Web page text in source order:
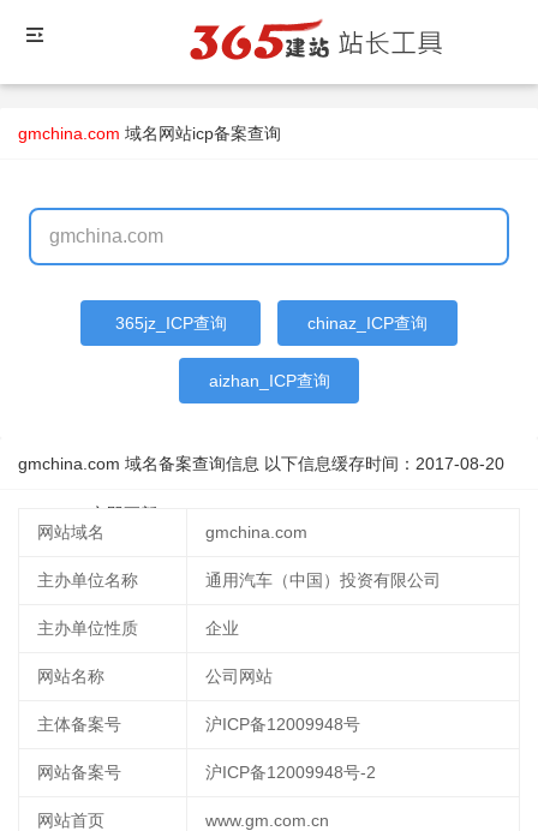
gmchina.com 域名网站icp备案查询
365jz_ICP查询 chinaz_ICP查询
aizhan_ICP查询
gmchina.com 域名备案查询信息 以下信息缓存时间： 2017-08-20
立即更新
网站域名
gmchina.com
主办单位名称 通用汽车（中国）投资有限公司
主办单位性质 企业
网站名称 公司网站
主体备案号 沪ICP备12009948号
网站备案号 沪ICP备12009948号-2
网站首页 www.gm.com.cn